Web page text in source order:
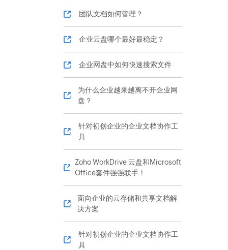
团队文档如何管理？
企业云盘哪个最好最稳定？
企业网盘中如何快速搜索文件
为什么企业越来越离不开企业网
盘？
针对初创企业的企业文档协作工
具
Zoho WorkDrive 云盘和Microsoft
Office套件强强联手！
面向企业的云存储和共享文档解
决方案
针对初创企业的企业文档协作工
具